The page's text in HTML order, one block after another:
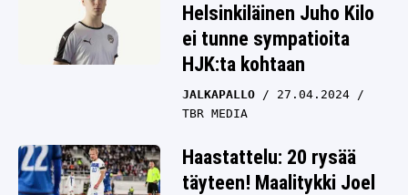
Helsinkiläinen Juho Kilo
ei tunne sympatioita
HJK:ta kohtaan
JALKAPALLO
27.04.2024
TBR MEDIA
Haastattelu: 20 rysää
täyteen! Maalitykki Joel